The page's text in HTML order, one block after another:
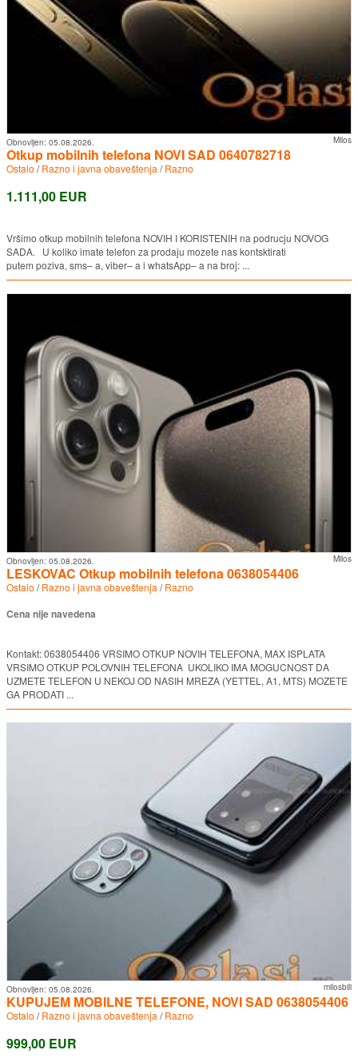
Milos
Obnovljen: 05.08.2026.
Otkup mobilnih telefona NOVI SAD 0640782718
Ostalo /Razno i javna obaveštenja /Razno
1.111,00 EUR
Vršimo otkup mobilnih telefona NOVIH I KORISTENIH na podrucju NOVOG
SADA. U koliko imate telefon za prodaju mozete nas kontsktirati
putem poziva, sms– a, viber– a i whatsApp– a na broj: ...
Milos
Obnovljen: 05.08.2026.
LESKOVAC Otkup mobilnih telefona 0638054406
Ostalo /Razno i javna obaveštenja /Razno
Cena nije navedena
Kontakt: 0638054406 VRSIMO OTKUP NOVIH TELEFONA, MAX ISPLATA
VRSIMO OTKUP POLOVNIH TELEFONA UKOLIKO IMA MOGUCNOST DA
UZMETE TELEFON U NEKOJ OD NASIH MREZA (YETTEL, A1, MTS) MOZETE
GA PRODATI ...
milosbili
Obnovljen: 05.08.2026.
KUPUJEM MOBILNE TELEFONE, NOVI SAD 0638054406
Ostalo /Razno i javna obaveštenja /Razno
999,00 EUR